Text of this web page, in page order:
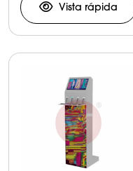
Tabletas
Vista rápida